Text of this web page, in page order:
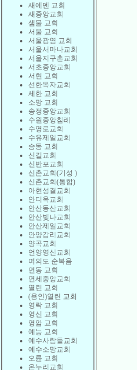
새에덴 교회
새중앙교회
샘물 교회
서울 교회
서울광염 교회
서울서마나교회
서울지구촌교회
서초중앙교회
서현 교회
선한목자교회
세한 교회
소망 교회
송정중앙교회
수원중앙침례
수영로교회
수유제일교회
승동 교회
신길교회
신반포교회
신촌교회(기성 )
신촌교회(통합)
아현성결교회
안디옥교회
안산동산교회
안산빛나교회
안산제일교회
안양감리교회
양곡교회
언양영신교회
여의도 순복음
연동 교회
연세중앙교회
열린 교회
(용인)열린 교회
영락 교회
영신 교회
영암 교회
예능 교회
예수사람들교회
예수소망교회
오륜 교회
온누리교회